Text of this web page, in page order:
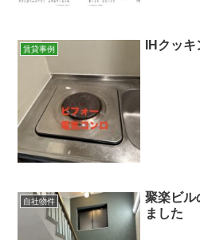
賃貸事例 IHクッ
自社物件
聚楽ビル
ました